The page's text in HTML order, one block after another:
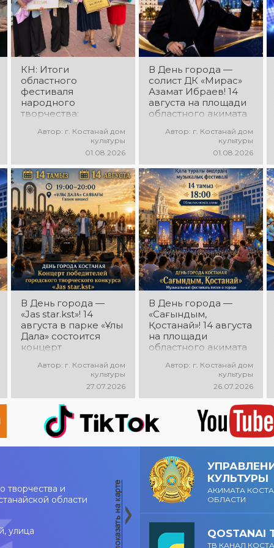
зажигательные
танцы и
праздничное
настроение!
образы,
зажигательные
ритмы и
праздничное
настроение!
КН: Итоги
областного
фестиваля
народного
творчества:
Автор: г. Костанай дом
культуры
01.08.2026
В День города —
солист ДК «Мирас»
Азамат Ибраев! 14
августа на площади
областного акимата
концертная
программа Азамата
Ибраева! Вас ждут
любимые песни,
яркое выступление,
мощная энергия и
праздничное
настроение!
Автор: г. Костанай дом
культуры
01.08.2026
В День города —
«Jas star.kst»! 14
августа в парке «Ұлы
Дала» состоится
концерт
городского
конкурса «Jas
star.kst»! Вас ждут
яркие выступления
молодых талантов,
современные песни,
мощная энергия и
Автор: г. Костанай дом
культуры
27.07.2026
В День города —
«Сағындым,
Қостанай»! 14 августа
на площади
областного акимата
музыкальный
фестиваль песен о
городе «Сағындым,
Қостанай»! Вас ждут
прекрасные песни о
родном городе,
яркие выступления и
праздничная
атмосфера!
Автор: г. Костанай дом
культуры
26.07.2026
творчества и
области
улица
КУЛЬТУРЫ
АКИМАТА
ОБЛАСТИ
QOSTANAI
ТВ КАНАЛ